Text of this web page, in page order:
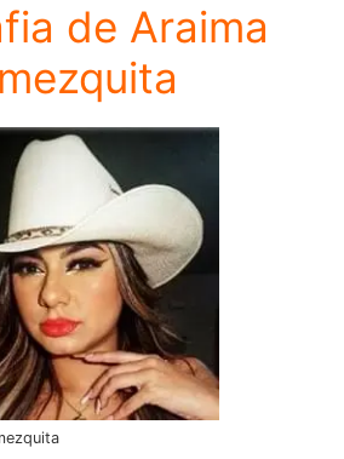
de Araima